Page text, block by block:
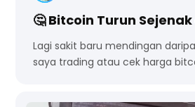
🤔 Bitcoin Turun
Lagi sakit baru mendingan
saya trading atau cek harga